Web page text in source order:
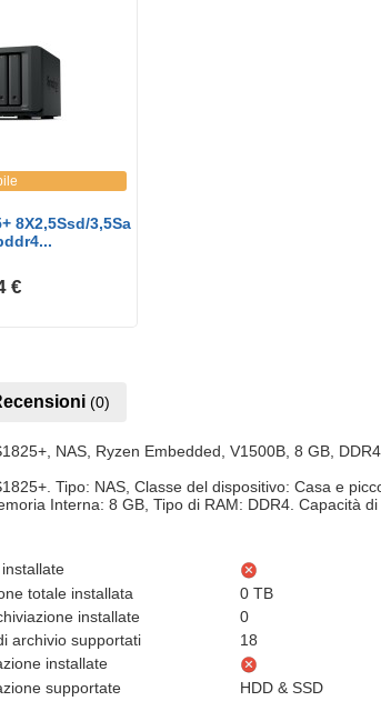
8X2,5Ssd/3,5Sa
€
(0)
NAS, Ryzen Embedded, V1500B, 8 GB,
Tipo: NAS, Classe del dispositivo: Casa e
Interna: 8 GB, Tipo di RAM: DDR4. Capacità
totale installata
0 TB
installate
0
archivio supportati
18
installate
supportate
HDD & SSD